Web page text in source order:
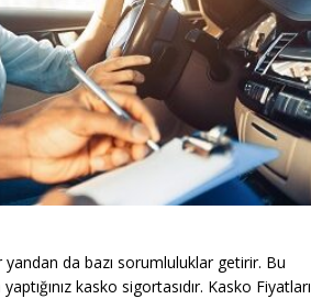
da bazı sorumluluklar getirir. Bu
kasko sigortasıdır. Kasko Fiyatları